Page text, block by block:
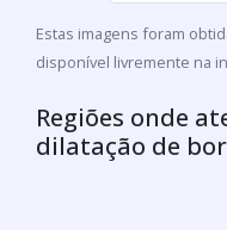
Estas imagens foram
disponível livremente na
Regiões onde
dilatação de